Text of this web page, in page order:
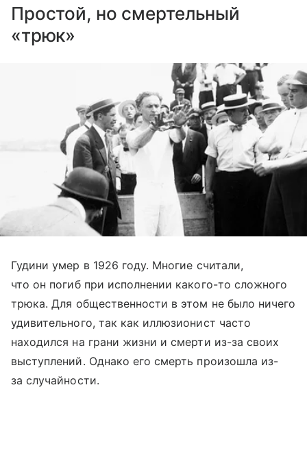
Простой, но смертельный
«трюк»
Гудини умер в 1926 году. Многие считали,
что он погиб при исполнении какого-то сложного
трюка. Для общественности в этом не было ничего
удивительного, так как иллюзионист часто
находился на грани жизни и смерти из-за своих
выступлений. Однако его смерть произошла из-
за случайности.